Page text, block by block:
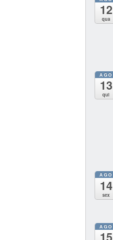
12
qua
AGO
13
qui
AGO
14
sex
AGO